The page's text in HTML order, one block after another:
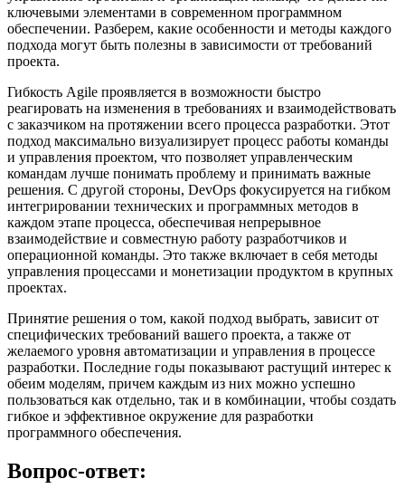
ключевыми элементами в современном программном
обеспечении. Разберем, какие особенности и методы каждого
подхода могут быть полезны в зависимости от требований
проекта.
Гибкость Agile проявляется в возможности быстро
реагировать на изменения в требованиях и взаимодействовать
с заказчиком на протяжении всего процесса разработки. Этот
подход максимально визуализирует процесс работы команды
и управления проектом, что позволяет управленческим
командам лучше понимать проблему и принимать важные
решения. С другой стороны, DevOps фокусируется на гибком
интегрировании технических и программных методов в
каждом этапе процесса, обеспечивая непрерывное
взаимодействие и совместную работу разработчиков и
операционной команды. Это также включает в себя методы
управления процессами и монетизации продуктом в крупных
проектах.
Принятие решения о том, какой подход выбрать, зависит от
специфических требований вашего проекта, а также от
желаемого уровня автоматизации и управления в процессе
разработки. Последние годы показывают растущий интерес к
обеим моделям, причем каждым из них можно успешно
пользоваться как отдельно, так и в комбинации, чтобы создать
гибкое и эффективное окружение для разработки
программного обеспечения.
Вопрос-ответ: